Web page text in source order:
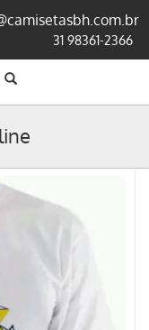
31 98361-2366